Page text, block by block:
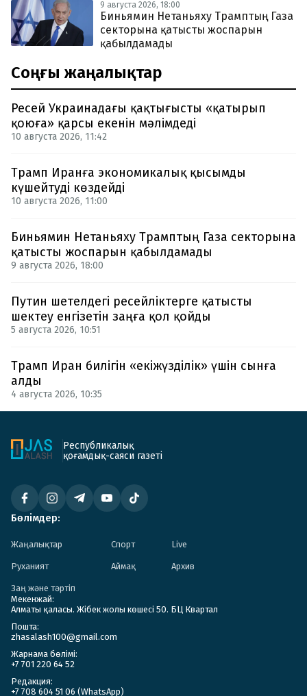
9 августа 2026, 18:00
Биньямин Нетаньяху Трамптың Газа
секторына қатысты жоспарын
қабылдамады
Соңғы жаңалықтар
Ресей Украинадағы қақтығысты «қатырып
қоюға» қарсы екенін мәлімдеді
10 августа 2026, 11:42
Трамп Иранға экономикалық қысымды
күшейтуді көздейді
10 августа 2026, 11:00
Биньямин Нетаньяху Трамптың Газа секторына
қатысты жоспарын қабылдамады
9 августа 2026, 18:00
Путин шетелдегі ресейліктерге қатысты
шектеу енгізетін заңға қол қойды
5 августа 2026, 10:51
Трамп Иран билігін «екіжүзділік» үшін сынға
алды
4 августа 2026, 10:35
Республикалық
қоғамдық-саяси газеті
Бөлімдер:
Жаңалықтар Спорт Live
Руханият Аймақ Архив
Заң және тәртіп
Мекенжай:
Алматы қаласы. Жібек жолы көшесі 50. БЦ Квартал
Пошта:
zhasalash100@gmail.com
Жарнама бөлімі:
+7 701 220 64 52
Редакция:
+7 708 604 51 06 (WhatsApp)